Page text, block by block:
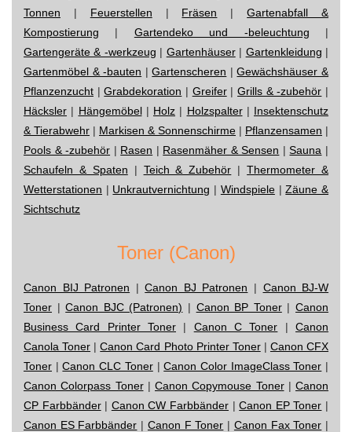
Tonnen | Feuerstellen | Fräsen |Gartenabfall &
Kompostierung | Gartendeko und -beleuchtung |
Gartengeräte & -werkzeug | Gartenhäuser| Gartenkleidung |
Gartenmöbel & -bauten |Gartenscheren |Gewächshäuser &
Pflanzenzucht |Grabdekoration | Greifer|Grills & -zubehör |
Häcksler | Hängemöbel| Holz | Holzspalter| Insektenschutz
& Tierabwehr | Markisen & Sonnenschirme | Pflanzensamen |
Pools & -zubehör | Rasen | Rasenmäher & Sensen |Sauna |
Schaufeln & Spaten | Teich & Zubehör |Thermometer &
Wetterstationen | Unkrautvernichtung | Windspiele|Zäune &
Sichtschutz
Toner (Canon)
Canon BIJ Patronen |Canon BJ Patronen | Canon BJ-W
Toner |Canon BJC (Patronen) | Canon BP Toner|Canon
Business Card Printer Toner | Canon C Toner |Canon
Canola Toner |Canon Card Photo Printer Toner| Canon CFX
Toner |Canon CLC Toner|Canon Color ImageClass Toner |
Canon Colorpass Toner| Canon Copymouse Toner| Canon
CP Farbbänder| Canon CW Farbbänder |Canon EP Toner |
Canon ES Farbbänder | Canon F Toner | Canon Fax Toner |